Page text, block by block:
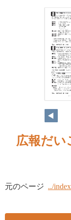
広報だ
元のページ ../